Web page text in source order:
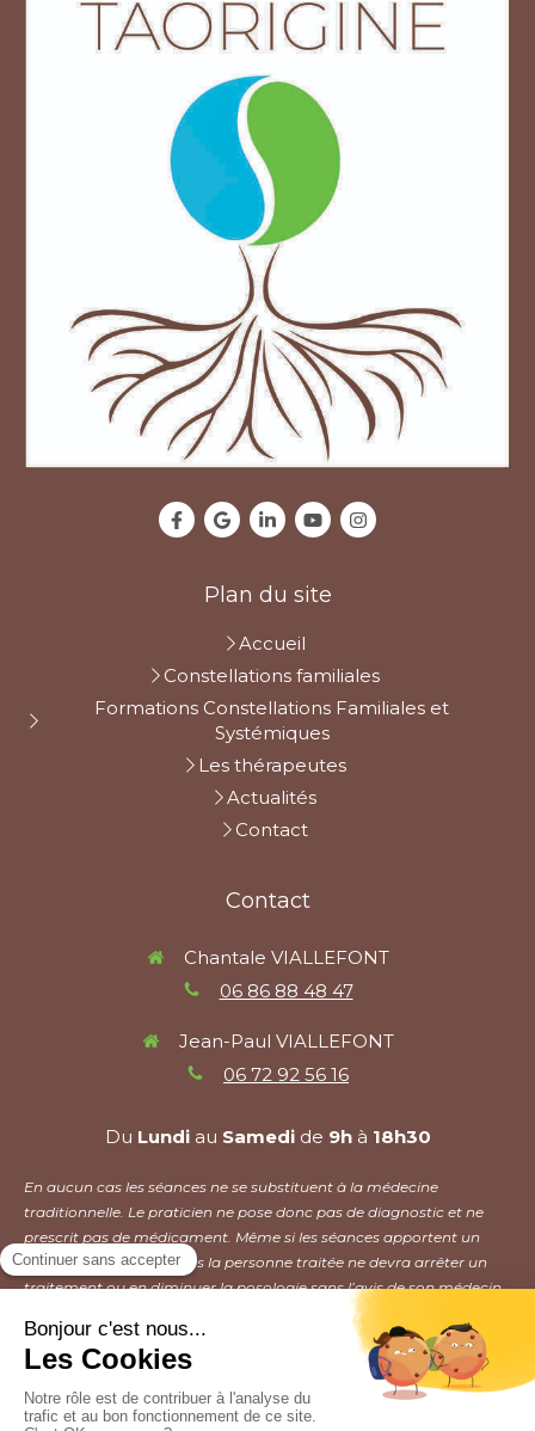
Plan du site
Accueil
Constellations familiales
Formations Constellations Familiales et
Systémiques
Les thérapeutes
Actualités
Contact
Contact
Chantale VIALLEFONT
06 86 88 48 47
Jean-Paul VIALLEFONT
06 72 92 56 16
Du Lundiau Samedide 9hà 18h30
En aucun cas les séances ne se substituent à la médecine
traditionnelle. Le praticien ne pose donc pas de diagnostic et ne
prescrit pas de médicament. Même si les séances apportent un
mieux être, en aucun cas la personne traitée ne devra arrêter un
traitement ou en diminuer la posologie sans l’avis de son médecin.
Mentions légales